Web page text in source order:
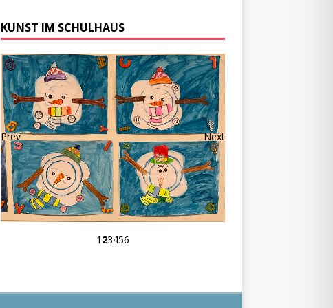
KUNST IM SCHULHAUS
Prev Next
1 23456